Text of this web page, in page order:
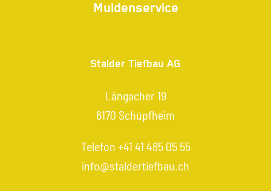
Muldenservice
Stalder Tiefbau AG
Längacher 19
6170 Schüpfheim
Telefon +41 41 485 05 55
info@staldertiefbau.ch